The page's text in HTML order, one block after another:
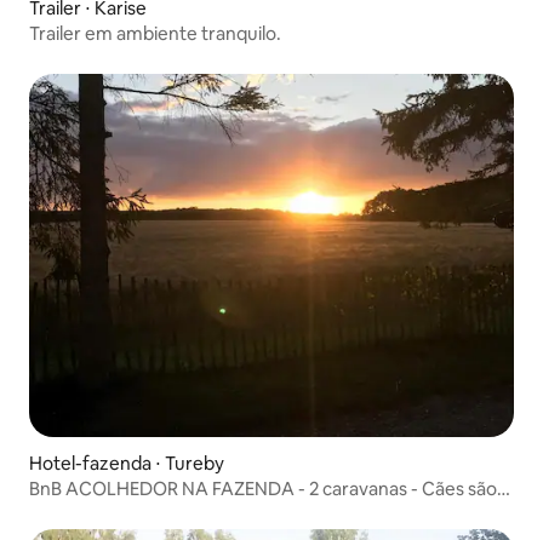
Trailer ⋅ Karise
Trailer em ambiente tranquilo.
Hotel-fazenda ⋅ Tureby
BnB ACOLHEDOR NA FAZENDA - 2 caravanas - Cães são